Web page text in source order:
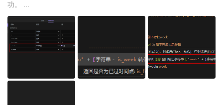
功。 ...